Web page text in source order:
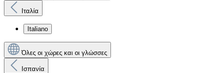
Ιταλία
Italiano
Όλες οι χώρες και οι γλώσσες
Ισπανία